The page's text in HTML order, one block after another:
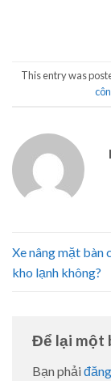
This entry was
Xe nâng mặt bàn
kho lạnh không?
Để lại một
Bạn phải